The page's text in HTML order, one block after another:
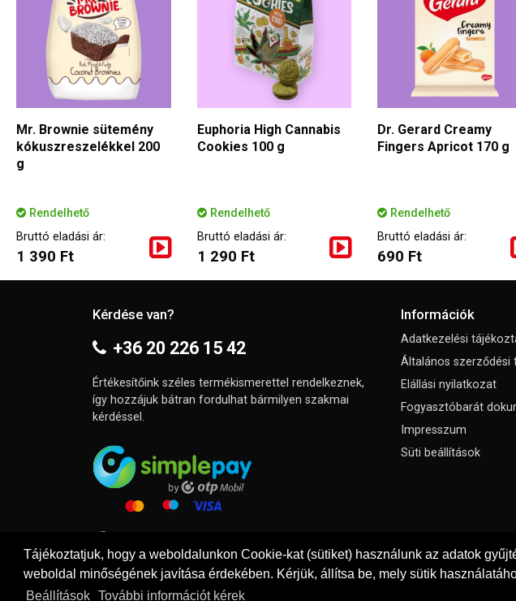
Tájékoztatjuk, hogy a weboldalunkon Cookie-kat (sütiket) használunk az adatok
weboldal minőségének javítása érdekében. Kérjük, állítsa be, mely sütik
Beállítások
További információt kérek
Mr. Brownie sütemény
kókuszreszelékkel 200
g
Rendelhető
Bruttó eladási ár:
1 390 Ft
Euphoria High Cannabis
Cookies 100 g
Rendelhető
Bruttó eladási ár:
1 290 Ft
Dr. Gerard Creamy
Fingers Apricot 170 g
Rendelhető
Bruttó eladási ár:
690 Ft
Kérdése van?
+36 20 226 15 42
Értékesítőink széles termékismerettel rendelkeznek,
így hozzájuk bátran fordulhat bármilyen szakmai
kérdéssel.
Információk
Adatkezelési
Általános szerződési
Elállási nyilatkozat
Fogyasztóbarát
Impresszum
Süti beállítások
© Copyright 2026